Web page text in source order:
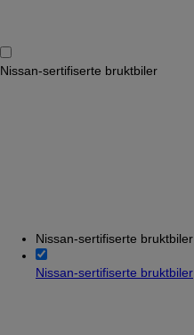
Nissan-sertifiserte bruktbiler
Nissan-sertifiserte bruktbiler
Nissan-sertifiserte bruktbiler